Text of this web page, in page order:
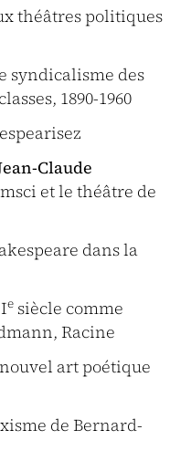
théâtres politiques
syndicalisme des
1890-1960
Claude
et le théâtre de
dans la
e siècle comme
Racine
art poétique
de Bernard-